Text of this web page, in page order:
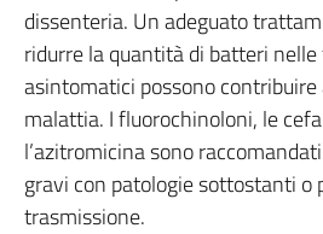
dissenteria. Un adeguato
ridurre la quantità di batteri
asintomatici possono
malattia. I fluorochinoloni, le
l’azitromicina sono
gravi con patologie sottostanti o
trasmissione.